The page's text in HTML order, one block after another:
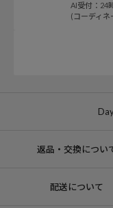
AI受付：24
(コーディ
返品・交換につい
配送について